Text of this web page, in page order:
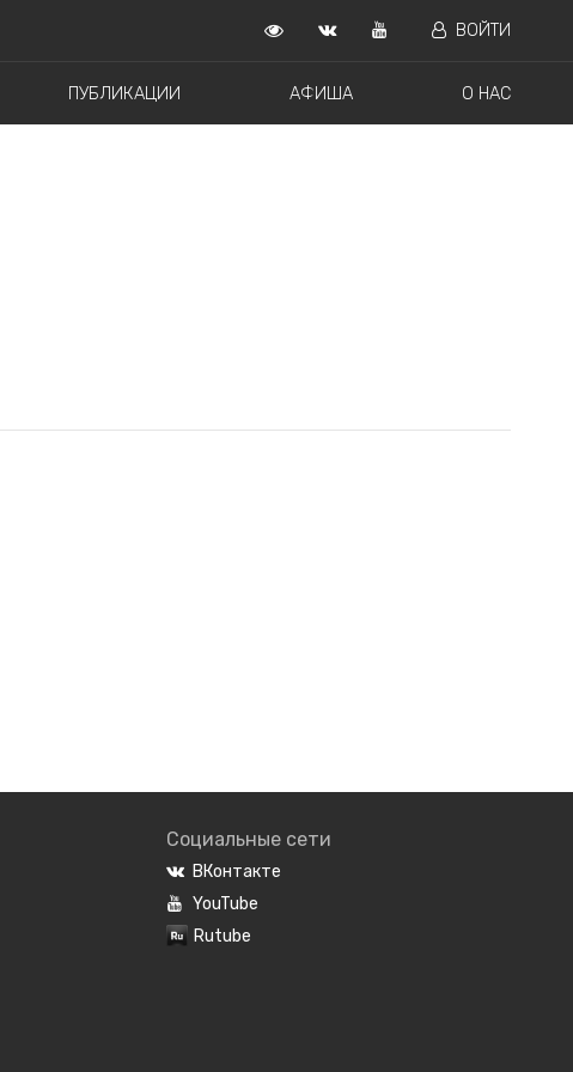
ВОЙТИ
ПУБЛИКАЦИИ АФИША О НАС
Социальные сети
ВКонтакте
YouTube
Rutube